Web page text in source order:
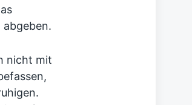
nicht mit